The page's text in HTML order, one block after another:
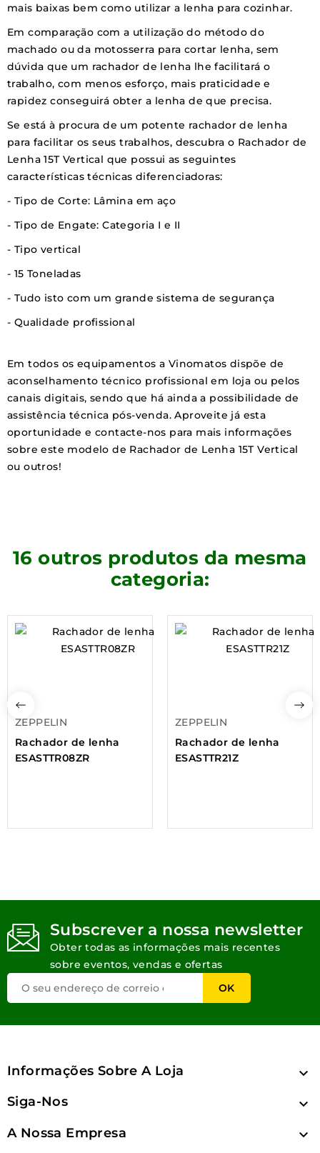
mais baixas bem como utilizar a lenha para cozinhar.
Em comparação com a utilização do método do
machado ou da motosserra para cortar lenha, sem
dúvida que um rachador de lenha lhe facilitará o
trabalho, com menos esforço, mais praticidade e
rapidez conseguirá obter a lenha de que precisa.
Se está à procura de um potente rachador de lenha
para facilitar os seus trabalhos, descubra o Rachador de
Lenha 15T Vertical que possui as seguintes
características técnicas diferenciadoras:
- Tipo de Corte: Lâmina em aço
- Tipo de Engate: Categoria I e II
- Tipo vertical
- 15 Toneladas
- Tudo isto com um grande sistema de segurança
- Qualidade profissional
Em todos os equipamentos a Vinomatos dispõe de
aconselhamento técnico profissional em loja ou pelos
canais digitais, sendo que há ainda a possibilidade de
assistência técnica pós-venda. Aproveite já esta
oportunidade e contacte-nos para mais informações
sobre este modelo de Rachador de Lenha 15T Vertical
ou outros!
16 outros produtos da mesma
categoria:
ZEPPELIN
Rachador de lenha
ESASTTR08ZR
ZEPPELIN
Rachador de lenha
ESASTTR21Z
Subscrever a nossa newsletter
Obter todas as informações mais recentes
sobre eventos, vendas e ofertas
Informações Sobre A Loja 
Siga-Nos 
A Nossa Empresa 